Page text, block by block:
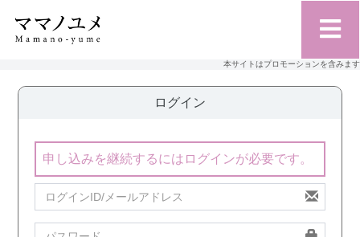
本サイトはプロモーションを含みます
ログイン
申し込みを継続するにはログインが必要です。